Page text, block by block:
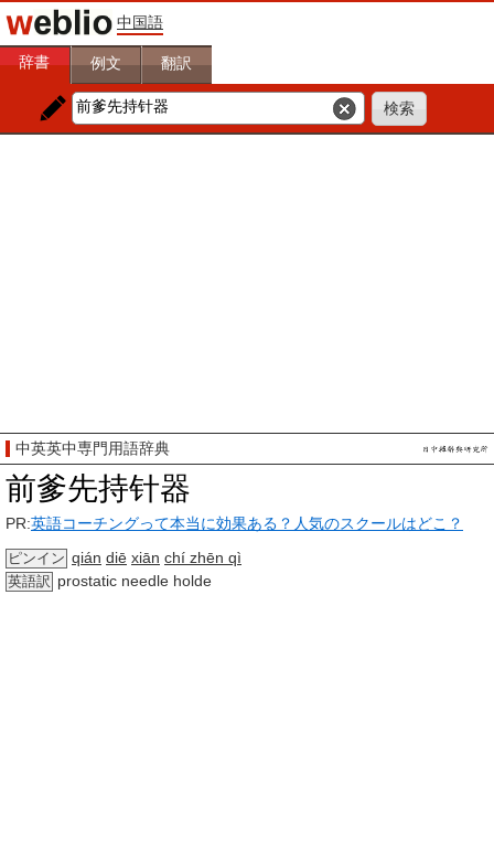
中国語
辞書 例文 翻訳
中英英中専門用語辞典
前爹先持针器
PR:英語コーチングって本当に効果ある？人気のスクールはどこ？
ピンイン qián diē xiān chí zhēn qì
英語訳 prostatic needle holde